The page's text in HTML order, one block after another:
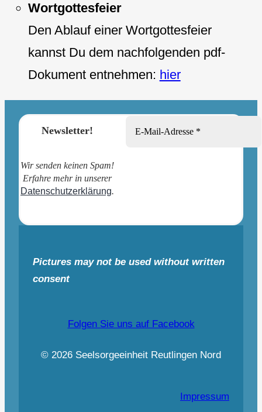
Wortgottesfeier
Den Ablauf einer Wortgottesfeier
kannst Du dem nachfolgenden pdf-
Dokument entnehmen: hier
Newsletter!
Wir senden keinen Spam!
Erfahre mehr in unserer
Datenschutzerklärung.
Pictures may not be used without written
consent
Folgen Sie uns auf Facebook
© 2026 Seelsorgeeinheit Reutlingen Nord
Impressum